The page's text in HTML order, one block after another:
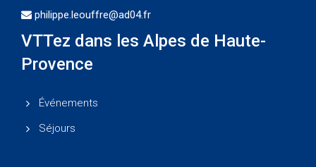
philippe.leouffre@ad04.fr
VTTez dans les Alpes de Haute-
Provence
Événements
Séjours